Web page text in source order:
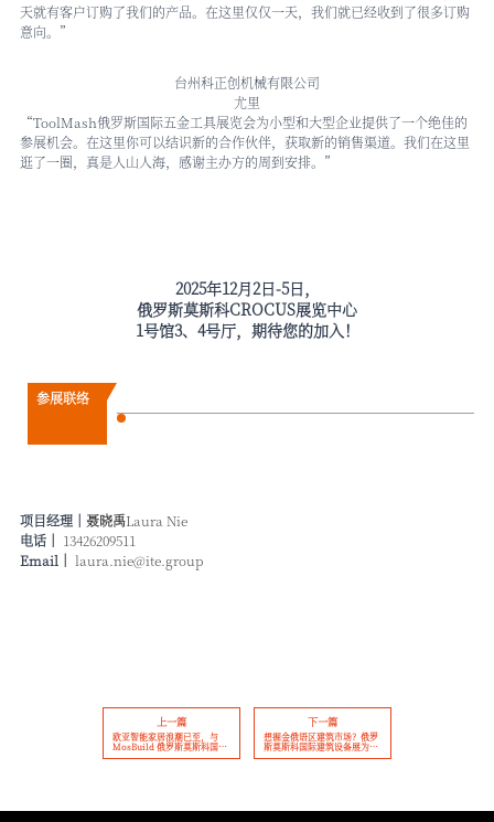
天就有客户订购了我们的产品。在这里仅仅一天，我们就已经收到了很多订购
意向。”
台州科正创机械有限公司
尤里
“ToolMash俄罗斯国际五金工具展览会为小型和大型企业提供了一个绝佳的
参展机会。在这里你可以结识新的合作伙伴，获取新的销售渠道。我们在这里
逛了一圈，真是人山人海，感谢主办方的周到安排。”
2025年12月2日-5日，
俄罗斯莫斯科CROCUS展览中心
1号馆3、4号厅，期待您的加入！
参展联络
项目经理 ｜ 聂晓禹Laura Nie
电话 ｜ 13426209511
Email ｜ laura.nie@ite.group
上一篇
欧亚智能家居浪潮已至，与
MosBuild 俄罗斯莫斯科国际
建筑设备展 共赴新程
下一篇
想掘金俄语区建筑市场？俄罗
斯莫斯科国际建筑设备展为您
对接核心商业社群